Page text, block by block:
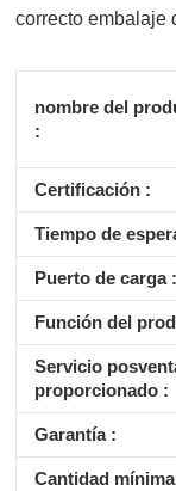
correcto embalaje
nombre del
:
Certificación :
Tiempo de
Puerto de carga :
Función del
Servicio
proporcionado :
Garantía :
Cantidad